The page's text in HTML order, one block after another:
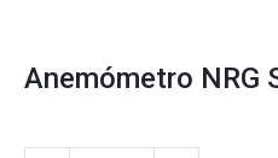
Anemómetro NRG